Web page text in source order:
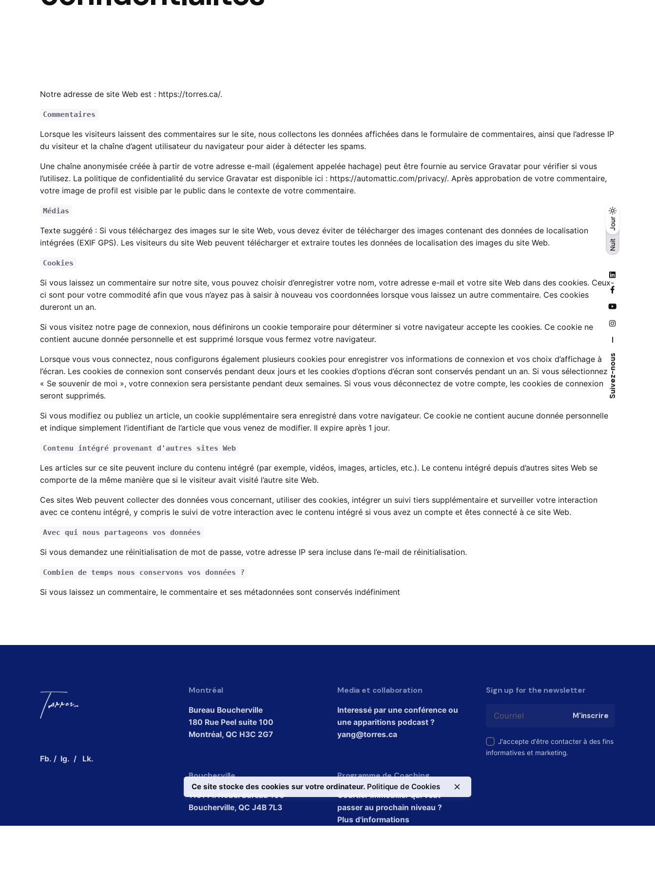
Suivez-nous
Nuit
Jour
Nuit
Jour
Notre adresse de site Web est : https://torres.ca/.
Commentaires
Lorsque les visiteurs laissent des commentaires sur le site, nous collectons les données affichées dans le formulaire de commentaires, ainsi que l’adresse IP
du visiteur et la chaîne d’agent utilisateur du navigateur pour aider à détecter les spams.
Une chaîne anonymisée créée à partir de votre adresse e-mail (également appelée hachage) peut être fournie au service Gravatar pour vérifier si vous
l’utilisez. La politique de confidentialité du service Gravatar est disponible ici : https://automattic.com/privacy/. Après approbation de votre commentaire,
votre image de profil est visible par le public dans le contexte de votre commentaire.
Médias
Texte suggéré : Si vous téléchargez des images sur le site Web, vous devez éviter de télécharger des images contenant des données de localisation
intégrées (EXIF GPS). Les visiteurs du site Web peuvent télécharger et extraire toutes les données de localisation des images du site Web.
Cookies
Si vous laissez un commentaire sur notre site, vous pouvez choisir d’enregistrer votre nom, votre adresse e-mail et votre site Web dans des cookies. Ceux-
ci sont pour votre commodité afin que vous n’ayez pas à saisir à nouveau vos coordonnées lorsque vous laissez un autre commentaire. Ces cookies
dureront un an.
Si vous visitez notre page de connexion, nous définirons un cookie temporaire pour déterminer si votre navigateur accepte les cookies. Ce cookie ne
contient aucune donnée personnelle et est supprimé lorsque vous fermez votre navigateur.
Lorsque vous vous connectez, nous configurons également plusieurs cookies pour enregistrer vos informations de connexion et vos choix d’affichage à
l’écran. Les cookies de connexion sont conservés pendant deux jours et les cookies d’options d’écran sont conservés pendant un an. Si vous sélectionnez
« Se souvenir de moi », votre connexion sera persistante pendant deux semaines. Si vous vous déconnectez de votre compte, les cookies de connexion
seront supprimés.
Si vous modifiez ou publiez un article, un cookie supplémentaire sera enregistré dans votre navigateur. Ce cookie ne contient aucune donnée personnelle
et indique simplement l’identifiant de l’article que vous venez de modifier. Il expire après 1 jour.
Contenu intégré provenant d'autres sites Web
Les articles sur ce site peuvent inclure du contenu intégré (par exemple, vidéos, images, articles, etc.). Le contenu intégré depuis d’autres sites Web se
comporte de la même manière que si le visiteur avait visité l’autre site Web.
Ces sites Web peuvent collecter des données vous concernant, utiliser des cookies, intégrer un suivi tiers supplémentaire et surveiller votre interaction
avec ce contenu intégré, y compris le suivi de votre interaction avec le contenu intégré si vous avez un compte et êtes connecté à ce site Web.
Avec qui nous partageons vos données
Si vous demandez une réinitialisation de mot de passe, votre adresse IP sera incluse dans l’e-mail de réinitialisation.
Combien de temps nous conservons vos données ?
Si vous laissez un commentaire, le commentaire et ses métadonnées sont conservés indéfiniment
Fb. / Ig. / Lk.
Montréal
Bureau Boucherville
180 Rue Peel suite 100
Montréal, QC H3C 2G7
Boucherville
1151 Pl. Nobel Bureau 100
Boucherville, QC J4B 7L3
Media et collaboration
Interessé par une conférence ou
une apparitions podcast ?
yang@torres.ca
Programme de Coaching
Courtier immobilier qui veut
passer au prochain niveau ?
Plus d'informations
Sign up for the newsletter
M'inscrire
J'accepte d'être contacter à des fins
informatives et marketing.
Ce site stocke des cookies sur votre ordinateur. Politique de Cookies